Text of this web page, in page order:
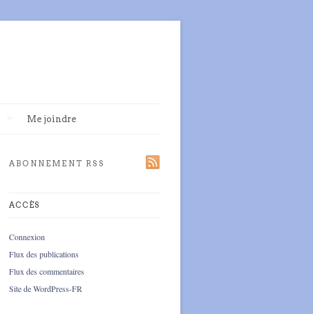
Me joindre
ABONNEMENT RSS
ACCÈS
Connexion
Flux des publications
Flux des commentaires
Site de WordPress-FR